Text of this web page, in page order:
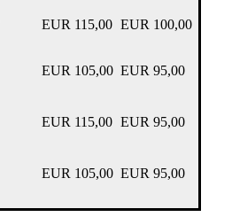
EUR 115,00 EUR 100,00
EUR 105,00 EUR 95,00
EUR 115,00 EUR 95,00
EUR 105,00 EUR 95,00